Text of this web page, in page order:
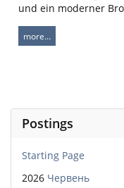
und ein moderner
more…
Postings
Starting Page
2026 Червень